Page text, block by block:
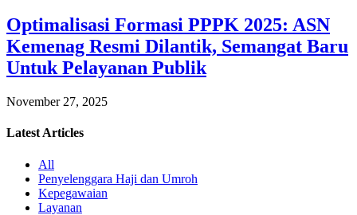
Optimalisasi Formasi PPPK 2025: ASN
Kemenag Resmi Dilantik, Semangat Baru
Untuk Pelayanan Publik
November 27, 2025
Latest Articles
All
Penyelenggara Haji dan Umroh
Kepegawaian
Layanan